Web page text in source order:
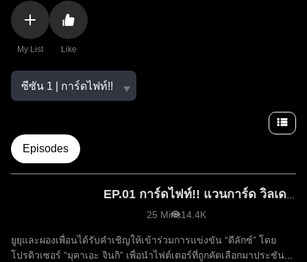
My List Like
Episodes
EP.01 การ์ดไฟท์!! แวนการ์ด วิลเดรส ซีซัน 1
25 Mins14.4K
ยูยุและผองเพื่อนได้รับคำเชิญให้เข้าร่วมการแข่งขัน “ดีลักซ์” โดย
โปรดิวเซอร์ “มุคาเอะ จินกิ” เพื่อนำไฟต์เตอร์ที่ถูกคัดเลือกมาประชัน